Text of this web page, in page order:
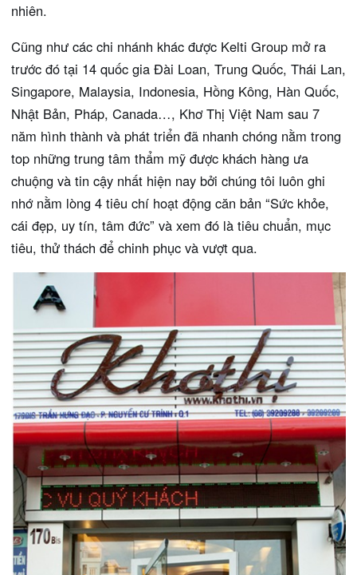
nhiên.
Cũng như các chi nhánh khác được Kelti Group mở ra
trước đó tại 14 quốc gia Đài Loan, Trung Quốc, Thái Lan,
Singapore, Malaysia, Indonesia, Hồng Kông, Hàn Quốc,
Nhật Bản, Pháp, Canada…, Khơ Thị Việt Nam sau 7
năm hình thành và phát triển đã nhanh chóng nằm trong
top những trung tâm thẩm mỹ được khách hàng ưa
chuộng và tin cậy nhất hiện nay bởi chúng tôi luôn ghi
nhớ nằm lòng 4 tiêu chí hoạt động căn bản “Sức khỏe,
cái đẹp, uy tín, tâm đức” và xem đó là tiêu chuẩn, mục
tiêu, thử thách để chinh phục và vượt qua.